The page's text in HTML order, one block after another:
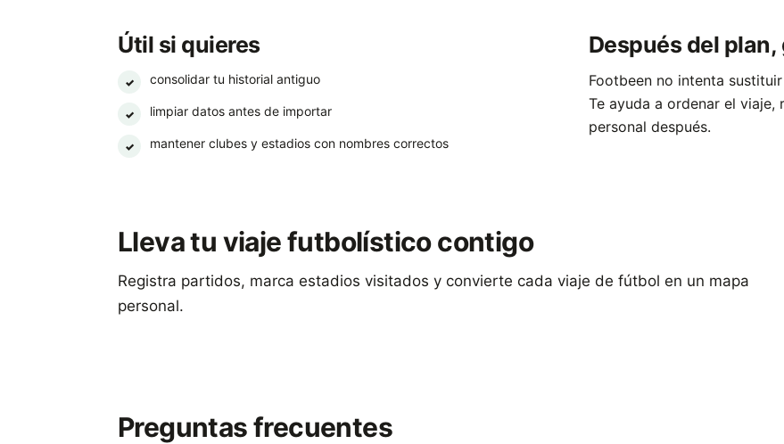
Útil si quieres
✓ consolidar tu historial antiguo
✓ limpiar datos antes de importar
✓ mantener clubes y estadios con nombres correctos
Después del
Footbeen no intenta
Te ayuda a ordenar el
personal después.
Lleva tu viaje futbolístico contigo
Registra partidos, marca estadios visitados y convierte cada viaje de fútbol en un mapa
personal.
Preguntas frecuentes